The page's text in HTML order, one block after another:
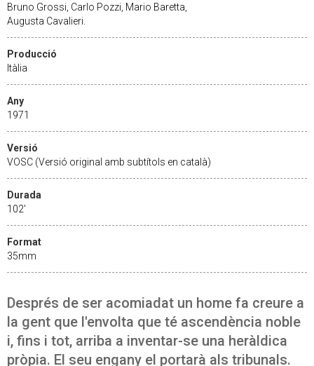
Bruno Grossi, Carlo Pozzi, Mario Baretta,
Augusta Cavalieri.
Producció
Itàlia
Any
1971
Versió
VOSC (Versió original amb subtítols en català)
Durada
102'
Format
35mm
Després de ser acomiadat un home fa creure a
la gent que l'envolta que té ascendència noble
i, fins i tot, arriba a inventar-se una heràldica
pròpia. El seu engany el portarà als tribunals.